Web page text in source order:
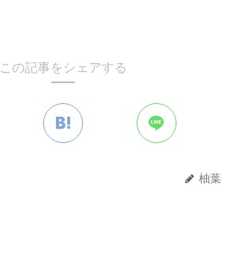
この記事をシェアする
柚葉